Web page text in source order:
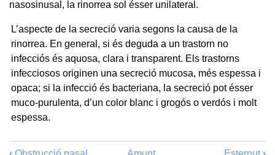
nasosinusal, la rinorrea sol ésser unilateral.
L’aspecte de la secreció varia segons la causa de la
rinorrea. En general, si és deguda a un trastorn no
infecciós és aquosa, clara i transparent. Els trastorns
infecciosos originen una secreció mucosa, més espessa i
opaca; si la infecció és bacteriana, la secreció pot ésser
muco-purulenta, d’un color blanc i grogós o verdós i molt
espessa.